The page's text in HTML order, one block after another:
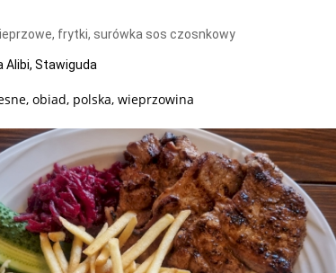
frytki, surówka sos czosnkowy
Alibi, Stawiguda
obiad, polska, wieprzowina